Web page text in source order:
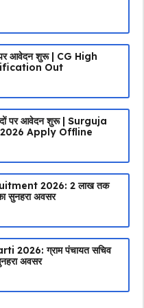
पर आवेदन शुरू | CG High
Out
पर आवेदन शुरू | Surguja
Apply Offline
2026: ₹2 लाख तक
सुनहरा अवसर
ग्राम पंचायत सचिव
अवसर